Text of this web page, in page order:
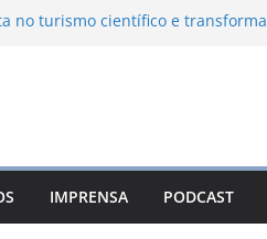
no turismo científico e
em Campos do Jordão
Nuevo León: o Pueblo Mágico com
e turismo à beira da represa
IMPRENSA PODCAST